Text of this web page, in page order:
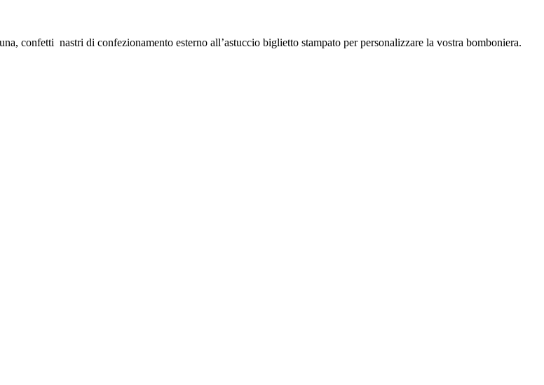
confetti nastri di confezionamento esterno all’astuccio biglietto stampato per personalizzare la vostra bomboniera.